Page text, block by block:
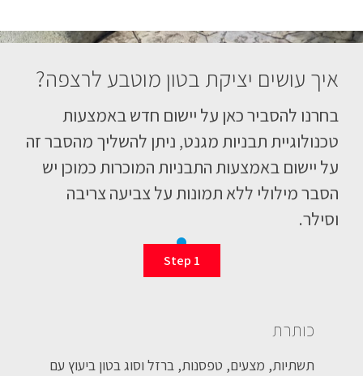
איך עושים יציקת בטון מוטבע לרצפה?
בחרנו להסביר כאן על יישום חדש באמצעות
טכנולוגיית תבניות מגנט, ניתן להשליך מהסבר זה
על יישום באמצעות התבניות המוכרות כמוכן יש
הסבר מילולי ללא תמונות על צביעה צריבה
וסילר.
Step 1
כותרת
תשתיות, מצעים, טפסנות, ברזל וסוג בטון ביעוץ עם